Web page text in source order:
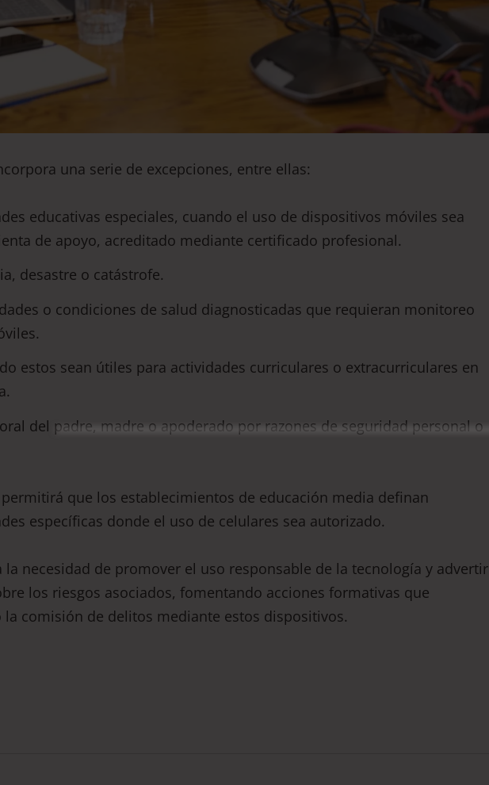
una serie de excepciones, entre ellas:
educativas especiales, cuando el uso de dispositivos móviles sea
de apoyo, acreditado mediante certificado profesional.
desastre o catástrofe.
o condiciones de salud diagnosticadas que requieran monitoreo
estos sean útiles para actividades curriculares o extracurriculares en
del padre, madre o apoderado por razones de seguridad personal o
que los establecimientos de educación media definan
específicas donde el uso de celulares sea autorizado.
necesidad de promover el uso responsable de la tecnología y advertir
los riesgos asociados, fomentando acciones formativas que
comisión de delitos mediante estos dispositivos.